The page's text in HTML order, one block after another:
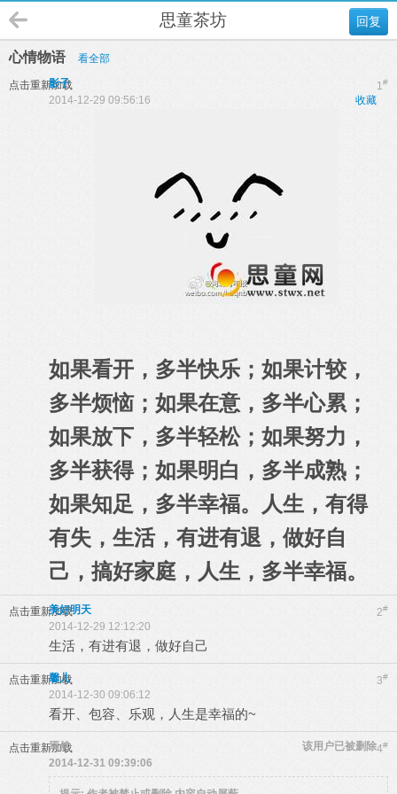
回复
思童茶坊
心情物语 看全部
点击重新加载 1#
影子
收藏
2014-12-29 09:56:16
如果看开，多半快乐；如果计较，
多半烦恼；如果在意，多半心累；
如果放下，多半轻松；如果努力，
多半获得；如果明白，多半成熟；
如果知足，多半幸福。人生，有得
有失，生活，有进有退，做好自
己，搞好家庭，人生，多半幸福。
点击重新加载 2#
美好明天
2014-12-29 12:12:20
生活，有进有退，做好自己
点击重新加载 3#
馨儿
2014-12-30 09:06:12
看开、包容、乐观，人生是幸福的~
点击重新加载 4#
焉然
该用户已被删除
2014-12-31 09:39:06